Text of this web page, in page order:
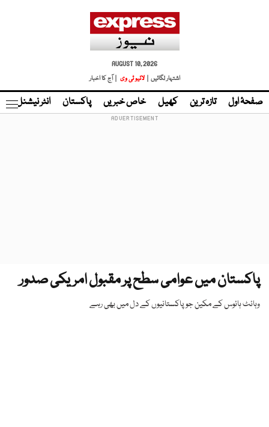
AUGUST 10, 2026
اشتہار لگائیں |
لائیو ٹی وی | آج کا اخبار
صفحۂ اول تازہ ترین کھیل خاص خبریں پاکستان انٹر نیشنل
پاکستان میں عوامی سطح پر مقبول امریکی صدور
وہائٹ ہائوس کے مکین جو پاکستانیوں کے دل میں بھی رہے